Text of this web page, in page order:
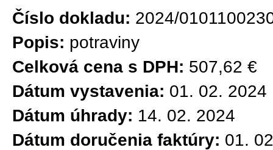
Číslo dokladu: 2024/
Popis: potraviny
Celková cena s DPH: 507,62 €
Dátum vystavenia: 01. 02. 2024
Dátum úhrady: 14. 02. 2024
Dátum doručenia faktúry: 01.